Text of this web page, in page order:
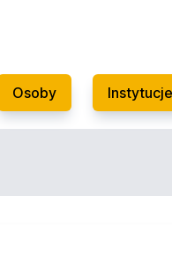
Osoby Instytucje